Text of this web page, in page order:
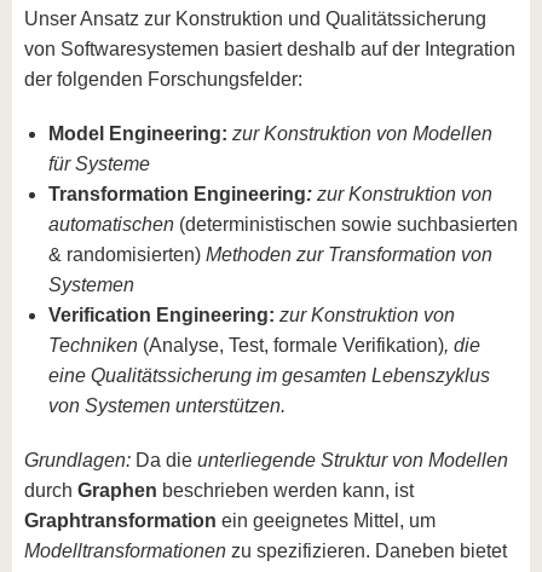
Unser Ansatz zur Konstruktion und Qualitätssicherung
von Softwaresystemen basiert deshalb auf der Integration
der folgenden Forschungsfelder:
Model Engineering: zur Konstruktion von Modellen
für Systeme
Transformation Engineering: zur Konstruktion von
automatischen (deterministischen sowie suchbasierten
& randomisierten) Methoden zur Transformation von
Systemen
Verification Engineering: zur Konstruktion von
Techniken (Analyse, Test, formale Verifikation), die
eine Qualitätssicherung im gesamten Lebenszyklus
von Systemen unterstützen.
Grundlagen: Da die unterliegende Struktur von Modellen
durch Graphen beschrieben werden kann, ist
Graphtransformation ein geeignetes Mittel, um
Modelltransformationen zu spezifizieren. Daneben bietet